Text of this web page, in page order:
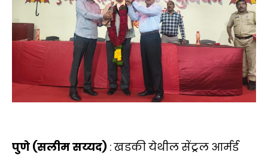
पुणे (सलीम सय्यद) : खडकी येथील सेंट्रल आर्मर्ड